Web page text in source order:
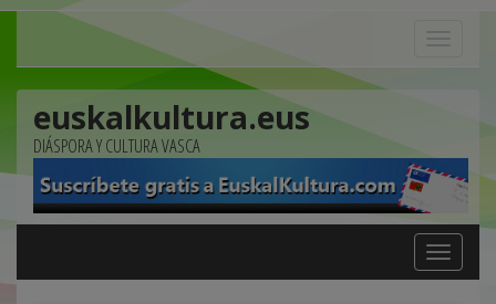
euskalkultura.eus
DIÁSPORA Y CULTURA VASCA
Toggle
navigation